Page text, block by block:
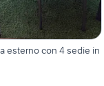
esterno con 4 sedie in